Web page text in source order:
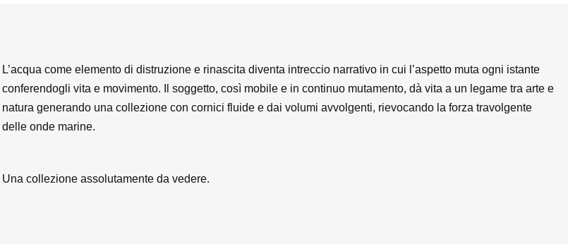
L’acqua come elemento di distruzione e rinascita diventa intreccio narrativo in cui l’aspetto muta ogni istante
conferendogli vita e movimento. Il soggetto, così mobile e in continuo mutamento, dà vita a un legame tra arte e
natura generando una collezione con cornici fluide e dai volumi avvolgenti, rievocando la forza travolgente
delle onde marine.
Una collezione assolutamente da vedere.